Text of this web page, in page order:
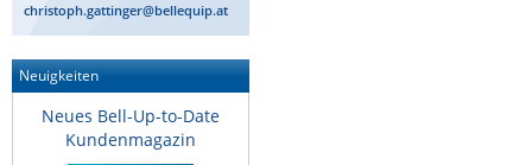
christoph.gattinger@bellequip.at
Neuigkeiten
Neues Bell-Up-to-Date
Kundenmagazin